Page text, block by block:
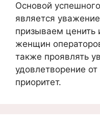
Основой
является
призываем ценить
женщин
также проявлять
удовлетворение
приоритет.